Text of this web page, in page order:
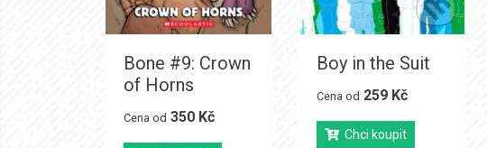
Bone #9: Crown
of Horns
Cena od 350 Kč
Boy in the Suit
Cena od 259 Kč
Chci koupit